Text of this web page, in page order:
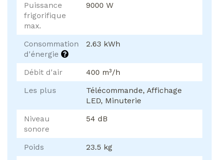
Puissance
frigorifique
max.
9000 W
Consommation
d'énergie
2.63 kWh
Débit d'air
400 m³/h
Les plus
Télécommande, Affichage
LED, Minuterie
Niveau
sonore
54 dB
Poids
23.5 kg